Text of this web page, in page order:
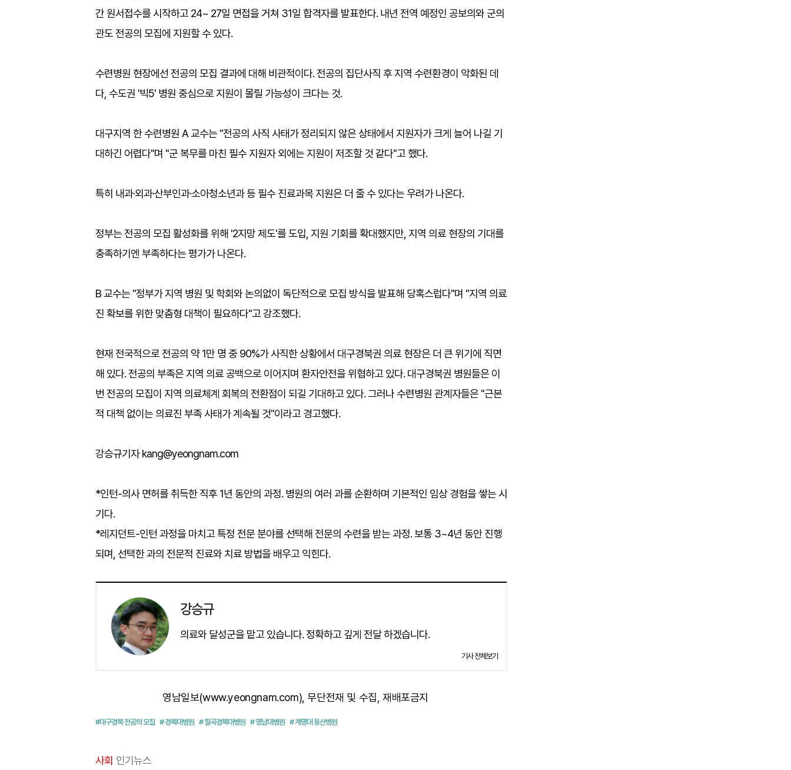
간 원서접수를 시작하고 24~ 27일 면접을 거쳐 31일 합격자를 발표한다. 내년 전역 예정인 공보의와 군의
관도 전공의 모집에 지원할 수 있다.
수련병원 현장에선 전공의 모집 결과에 대해 비관적이다. 전공의 집단사직 후 지역 수련환경이 악화된 데
다, 수도권 '빅5' 병원 중심으로 지원이 몰릴 가능성이 크다는 것.
대구지역 한 수련병원 A 교수는 "전공의 사직 사태가 정리되지 않은 상태에서 지원자가 크게 늘어 나길 기
대하긴 어렵다"며 "군 복무를 마친 필수 지원자 외에는 지원이 저조할 것 같다"고 했다.
특히 내과·외과·산부인과·소아청소년과 등 필수 진료과목 지원은 더 줄 수 있다는 우려가 나온다.
정부는 전공의 모집 활성화를 위해 '2지망 제도'를 도입, 지원 기회를 확대했지만, 지역 의료 현장의 기대를
충족하기엔 부족하다는 평가가 나온다.
B 교수는 "정부가 지역 병원 및 학회와 논의없이 독단적으로 모집 방식을 발표해 당혹스럽다"며 "지역 의료
진 확보를 위한 맞춤형 대책이 필요하다"고 강조했다.
현재 전국적으로 전공의 약 1만 명 중 90%가 사직한 상황에서 대구경북권 의료 현장은 더 큰 위기에 직면
해 있다. 전공의 부족은 지역 의료 공백으로 이어지며 환자안전을 위협하고 있다. 대구경북권 병원들은 이
번 전공의 모집이 지역 의료체계 회복의 전환점이 되길 기대하고 있다. 그러나 수련병원 관계자들은 "근본
적 대책 없이는 의료진 부족 사태가 계속될 것"이라고 경고했다.
강승규기자 kang@yeongnam.com
*인턴-의사 면허를 취득한 직후 1년 동안의 과정. 병원의 여러 과를 순환하며 기본적인 임상 경험을 쌓는 시
기다.
*레지던트-인턴 과정을 마치고 특정 전문 분야를 선택해 전문의 수련을 받는 과정. 보통 3~4년 동안 진행
되며, 선택한 과의 전문적 진료와 치료 방법을 배우고 익힌다.
강승규
의료와 달성군을 맡고 있습니다. 정확하고 깊게 전달 하겠습니다.
기사 전체보기
영남일보(www.yeongnam.com), 무단전재 및 수집, 재배포금지
#대구경북 전공의 모집 # 경북대병원 # 칠곡경북대병원 # 영남대병원 # 계명대 동산병원
사회 인기뉴스